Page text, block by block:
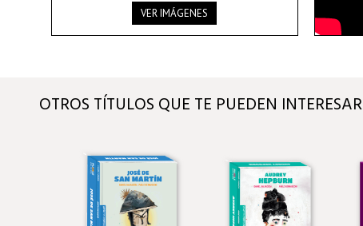
VER IMÁGENES
OTROS TÍTULOS QUE TE PUEDEN INTERESAR